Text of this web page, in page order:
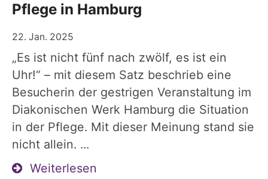
Pflege in Hamburg
22. Jan. 2025
„Es ist nicht fünf nach zwölf, es ist ein
Uhr!“ – mit diesem Satz beschrieb eine
Besucherin der gestrigen Veranstaltung im
Diakonischen Werk Hamburg die Situation
in der Pflege. Mit dieser Meinung stand sie
nicht allein. ...
Weiterlesen